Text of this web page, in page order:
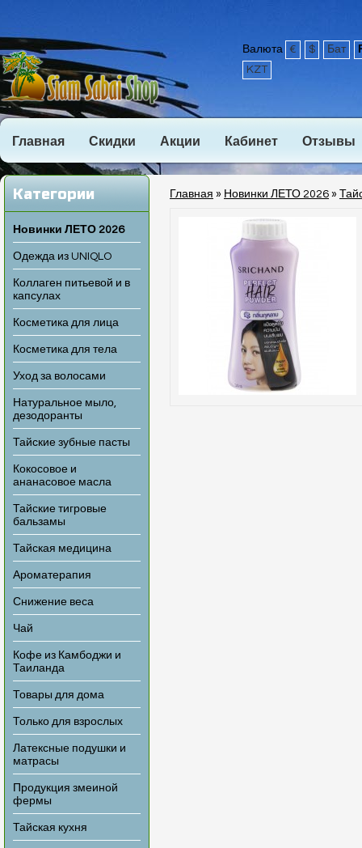
Валюта € $ Бат
KZT
Главная Скидки Акции Кабинет Отзывы
Категории
Новинки ЛЕТО 2026
Одежда из UNIQLO
Коллаген питьевой и в
капсулах
Косметика для лица
Косметика для тела
Уход за волосами
Натуральное мыло,
дезодоранты
Тайские зубные пасты
Кокосовое и
ананасовое масла
Тайские тигровые
бальзамы
Тайская медицина
Ароматерапия
Снижение веса
Чай
Кофе из Камбоджи и
Таиланда
Товары для дома
Только для взрослых
Латексные подушки и
матрасы
Продукция змеиной
фермы
Тайская кухня
Главная » Новинки ЛЕТО 2026 »